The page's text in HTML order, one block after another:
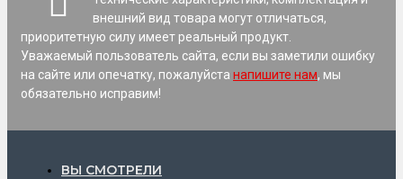
внешний вид товара могут отличаться,
приоритетную силу имеет реальный продукт.
Уважаемый пользователь сайта, если вы заметили ошибку
на сайте или опечатку, пожалуйста напишите нам, мы
обязательно исправим!
ВЫ СМОТРЕЛИ